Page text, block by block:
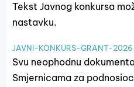
Tekst Javnog konkursa
nastavku.
JAVNI-KONKURS-GRANT-2026
Svu neophodnu
Smjernicama za